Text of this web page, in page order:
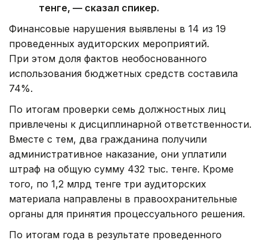
тенге, — сказал спикер.
Финансовые нарушения выявлены в 14 из 19
проведенных аудиторских мероприятий.
При этом доля фактов необоснованного
использования бюджетных средств составила
74%.
По итогам проверки семь должностных лиц
привлечены к дисциплинарной ответственности.
Вместе с тем, два гражданина получили
административное наказание, они уплатили
штраф на общую сумму 432 тыс. тенге. Кроме
того, по 1,2 млрд тенге три аудиторских
материала направлены в правоохранительные
органы для принятия процессуального решения.
По итогам года в результате проведенного